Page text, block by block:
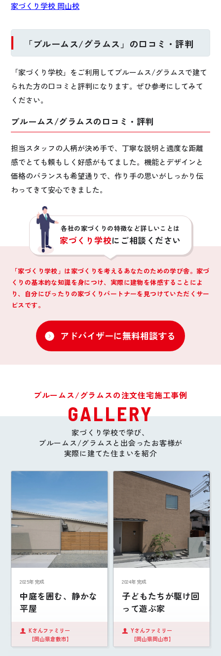
家づくり学校 岡山校
「ブルームス/グラムス」の口コミ・評判
「家づくり学校」をご利用してブルームス/グラムスで建て
られた方の口コミと評判になります。ぜひ参考にしてみて
ください。
ブルームス/グラムスの口コミ・評判
担当スタッフの人柄が決め手で、丁寧な説明と適度な距離
感でとても頼もしく好感がもてました。機能とデザインと
価格のバランスも希望通りで、作り手の思いがしっかり伝
わってきて安心できました。
各社の家づくりの特徴など詳しいことは
家づくり学校にご相談ください
「家づくり学校」は家づくりを考えるあなたのための学び舎。家づ
くりの基本的な知識を身につけ、 実際に建物を体感することによ
り、自分にぴったりの家づくりパートナーを見つけていただくサー
ビスです。
アドバイザーに無料相談する
ブルームス/グラムスの注文住宅施工事例
GALLERY
家づくり学校で学び、
ブルームス/グラムスと出会ったお客様が
実際に建てた住まいを紹介
2025年完成
中庭を囲む、静かな
平屋
Kさんファミリー
【岡山県倉敷市】
2024年完成
子どもたちが駆け回
って遊ぶ家
Yさんファミリー
【岡山県岡山市】